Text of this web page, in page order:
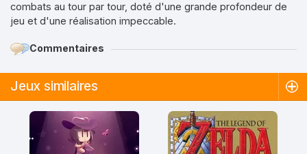
combats au tour par tour, doté d'une grande profondeur de
jeu et d'une réalisation impeccable.
Commentaires
Jeux similaires